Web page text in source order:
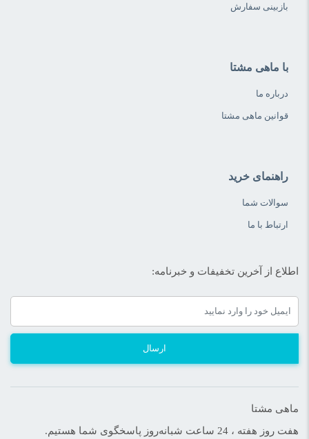
بازبینی سفارش
با ماهی مشتا
درباره ما
قوانین ماهی مشتا
راهنمای خرید
سوالات شما
ارتباط با ما
اطلاع از آخرین تخفیفات و خبرنامه:
ارسال
ماهی مشتا
هفت روز هفته ، 24 ساعت شبانه‌روز پاسخگوی شما هستیم.